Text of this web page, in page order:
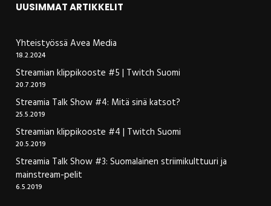
UUSIMMAT ARTIKKELIT
Yhteistyössä Avea Media
18.2.2024
Streamian klippikooste #5 | Twitch Suomi
20.7.2019
Streamia Talk Show #4: Mitä sinä katsot?
25.5.2019
Streamian klippikooste #4 | Twitch Suomi
20.5.2019
Streamia Talk Show #3: Suomalainen striimikulttuuri ja
mainstream-pelit
6.5.2019